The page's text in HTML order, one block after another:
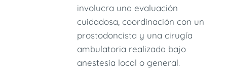
involucra una evaluación
cuidadosa, coordinación con un
prostodoncista y una cirugía
ambulatoria realizada bajo
anestesia local o general.